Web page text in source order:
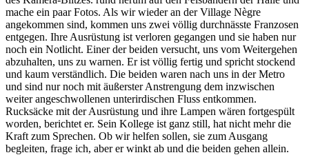
mache ein paar Fotos. Als wir wieder an der Village Nègre
angekommen sind, kommen uns zwei völlig durchnässte Franzosen
entgegen. Ihre Ausrüstung ist verloren gegangen und sie haben nur
noch ein Notlicht. Einer der beiden versucht, uns vom Weitergehen
abzuhalten, uns zu warnen. Er ist völlig fertig und spricht stockend
und kaum verständlich. Die beiden waren nach uns in der Metro
und sind nur noch mit äußerster Anstrengung dem inzwischen
weiter angeschwollenen unterirdischen Fluss entkommen.
Rucksäcke mit der Ausrüstung und ihre Lampen wären fortgespült
worden, berichtet er. Sein Kollege ist ganz still, hat nicht mehr die
Kraft zum Sprechen. Ob wir helfen sollen, sie zum Ausgang
begleiten, frage ich, aber er winkt ab und die beiden gehen allein.